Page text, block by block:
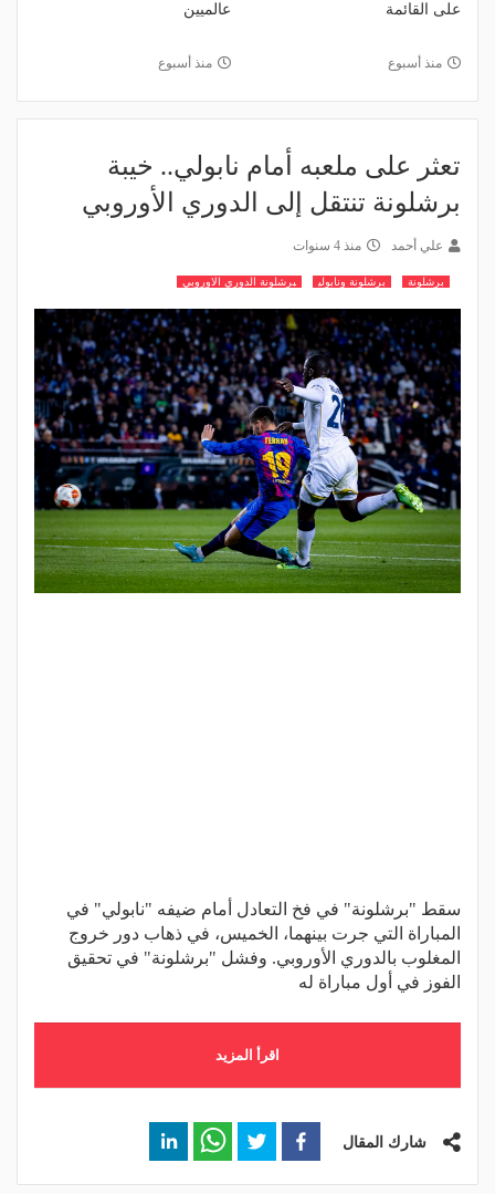
على القائمة
منذ أسبوع
عالميين
منذ أسبوع
تعثر على ملعبه أمام نابولي.. خيبة
برشلونة تنتقل إلى الدوري الأوروبي
علي أحمد منذ 4 سنوات
برشلونة برشلونة ونابولي برشلونة الدوري الاوروبي
سقط "برشلونة" في فخ التعادل أمام ضيفه "نابولي" في
المباراة التي جرت بينهما، الخميس، في ذهاب دور خروج
المغلوب بالدوري الأوروبي. وفشل "برشلونة" في تحقيق
الفوز في أول مباراة له
اقرأ المزيد
شارك المقال